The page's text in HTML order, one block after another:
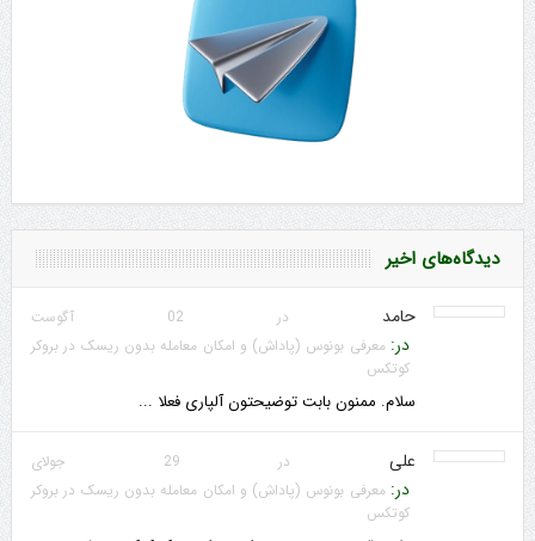
دیدگاه‌های اخیر
حامد در 02 آگوست
در:معرفی بونوس (پاداش) و امکان معامله بدون ریسک در بروکر
کوتکس
سلام. ممنون بابت توضیحتون آلپاری فعلا ...
علی در 29 جولای
در:معرفی بونوس (پاداش) و امکان معامله بدون ریسک در بروکر
کوتکس